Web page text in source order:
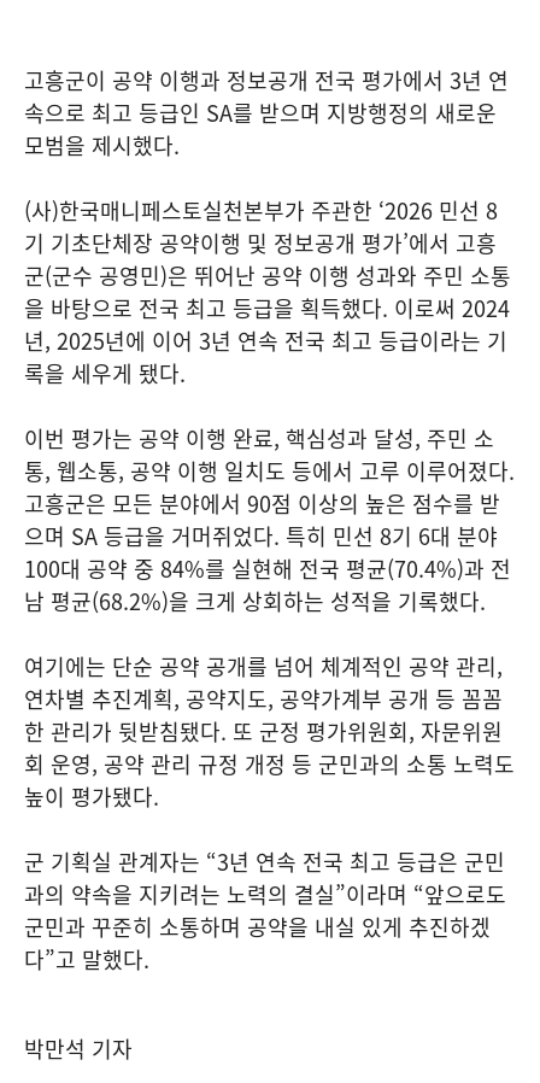
고흥군이 공약 이행과 정보공개 전국 평가에서 3년 연
속으로 최고 등급인 SA를 받으며 지방행정의 새로운
모범을 제시했다.
(사)한국매니페스토실천본부가 주관한 ‘2026 민선 8
기 기초단체장 공약이행 및 정보공개 평가’에서 고흥
군(군수 공영민)은 뛰어난 공약 이행 성과와 주민 소통
을 바탕으로 전국 최고 등급을 획득했다. 이로써 2024
년, 2025년에 이어 3년 연속 전국 최고 등급이라는 기
록을 세우게 됐다.
이번 평가는 공약 이행 완료, 핵심성과 달성, 주민 소
통, 웹소통, 공약 이행 일치도 등에서 고루 이루어졌다.
고흥군은 모든 분야에서 90점 이상의 높은 점수를 받
으며 SA 등급을 거머쥐었다. 특히 민선 8기 6대 분야
100대 공약 중 84%를 실현해 전국 평균(70.4%)과 전
남 평균(68.2%)을 크게 상회하는 성적을 기록했다.
여기에는 단순 공약 공개를 넘어 체계적인 공약 관리,
연차별 추진계획, 공약지도, 공약가계부 공개 등 꼼꼼
한 관리가 뒷받침됐다. 또 군정 평가위원회, 자문위원
회 운영, 공약 관리 규정 개정 등 군민과의 소통 노력도
높이 평가됐다.
군 기획실 관계자는 “3년 연속 전국 최고 등급은 군민
과의 약속을 지키려는 노력의 결실”이라며 “앞으로도
군민과 꾸준히 소통하며 공약을 내실 있게 추진하겠
다”고 말했다.
박만석 기자